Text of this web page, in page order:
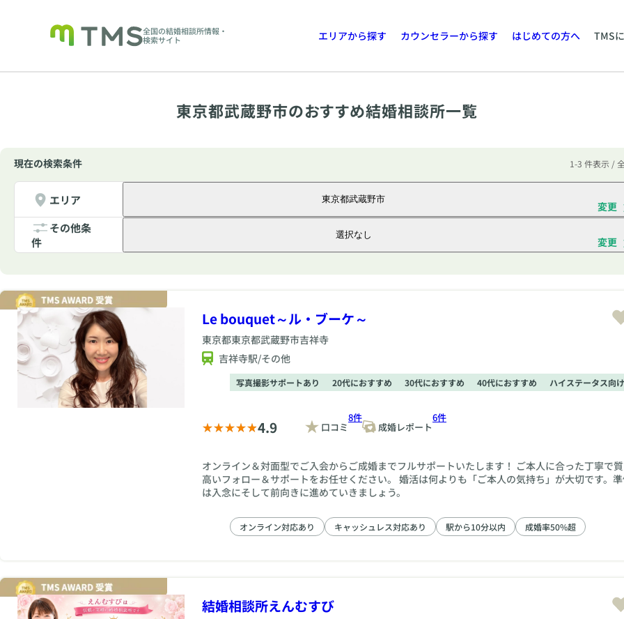
全国の結婚相談所情報・
検索サイト
エリアから探す カウンセラーから探す はじめての方へ TMS
東京都武蔵野市のおすすめ結婚相談所一覧
現在の検索条件 1-3 件表示 /
エリア 東京都武蔵野市
変更
その他条
件
選択なし
変更
Le bouquet～ル・ブーケ～
東京都東京都武蔵野市吉祥寺
吉祥寺駅/その他
写真撮影サポートあり 20代におすすめ 30代におすすめ 40代におすすめ ハイステータス向け
4.9 口コミ
8件
成婚レポート
6件
オンライン＆対面型でご入会からご成婚までフルサポートいたします！ ご本人に合った丁寧で
高いフォロー＆サポートをお任せください。 婚活は何よりも「ご本人の気持ち」が大切です。
は入念にそして前向きに進めていきましょう。
オンライン対応あり キャッシュレス対応あり 駅から10分以内 成婚率50%超
結婚相談所えんむすび